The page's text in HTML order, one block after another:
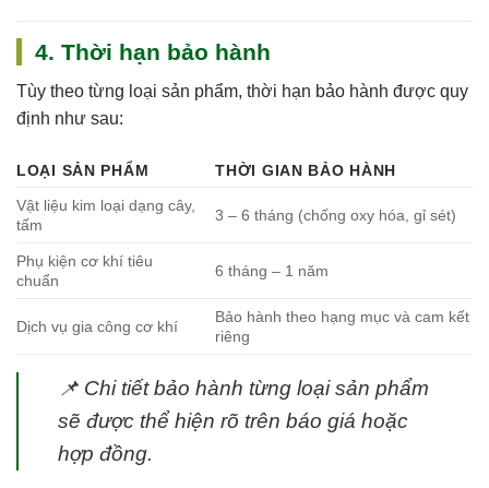
4. Thời hạn bảo hành
Tùy theo từng loại sản phẩm, thời hạn bảo hành được quy
định như sau:
LOẠI SẢN PHẨM
THỜI GIAN BẢO HÀNH
Vật liệu kim loại dạng cây,
tấm
3 – 6 tháng (chống oxy hóa, gỉ sét)
Phụ kiện cơ khí tiêu
chuẩn
6 tháng – 1 năm
Dịch vụ gia công cơ khí
Bảo hành theo hạng mục và cam kết
riêng
📌 Chi tiết bảo hành từng loại sản phẩm
sẽ được thể hiện rõ trên báo giá hoặc
hợp đồng.